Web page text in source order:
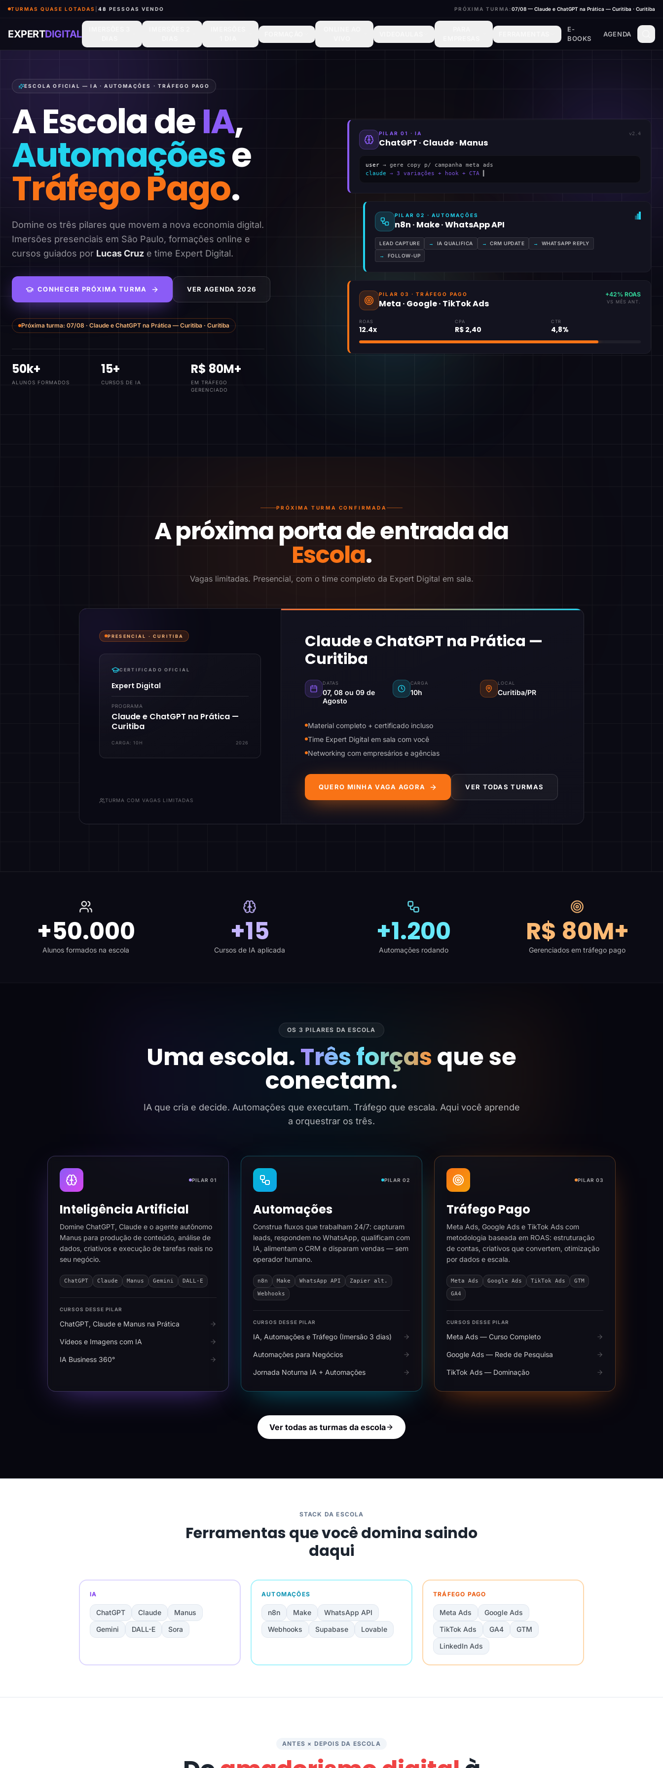
TURMAS QUASE LOTADAS 48 PESSOAS VENDO PRÓXIMA TURMA:07/08 — Claude e ChatGPT na Prática — Curitiba · Curitiba
EXPERTDIGITAL
E-
BOOKS
AGENDA
ESCOLA OFICIAL — IA · AUTOMAÇÕES · TRÁFEGO PAGO
A Escola deIA,
Automaçõese
Tráfego Pago.
Domine os três pilares que movem a nova economia digital.
Imersões presenciais em São Paulo, formações online e
cursos guiados por Lucas Cruz e time Expert Digital.
CONHECER PRÓXIMA TURMA VER AGENDA 2026
Próxima turma: 07/08 · Claude e ChatGPT na Prática — Curitiba · Curitiba
50k+
ALUNOS FORMADOS
15+
CURSOS DE IA
R$ 80M+
EM TRÁFEGO
GERENCIADO
PILAR 01 · IA
ChatGPT · Claude · Manus
v2.4
user → gere copy p/ campanha meta ads
claude → 3 variações + hook + CTA
PILAR 02 · AUTOMAÇÕES
n8n · Make · WhatsApp API
LEAD CAPTURE → IA QUALIFICA → CRM UPDATE → WHATSAPP REPLY
→ FOLLOW-UP
PILAR 03 · TRÁFEGO PAGO
Meta · Google · TikTok Ads
+42% ROAS
VS MÊS ANT.
ROAS
12.4x
CPA
R$ 2,40
CTR
4,8%
PRÓXIMA TURMA CONFIRMADA
A próxima porta de entrada da
Escola.
Vagas limitadas. Presencial, com o time completo da Expert Digital em sala.
PRESENCIAL ·CURITIBA
CERTIFICADO OFICIAL
Expert Digital
PROGRAMA
Claude e ChatGPT na Prática —
Curitiba
CARGA:10H 2026
TURMA COM VAGAS LIMITADAS
Claude e ChatGPT na Prática —
Curitiba
DATAS
07, 08 ou 09 de
Agosto
CARGA
10h
LOCAL
Curitiba/PR
Material completo + certificado incluso
Time Expert Digital em sala com você
Networking com empresários e agências
QUERO MINHA VAGA AGORA VER TODAS TURMAS
+50.000
Alunos formados na escola
+15
Cursos de IA aplicada
+1.200
Automações rodando
R$ 80M+
Gerenciados em tráfego pago
OS 3 PILARES DA ESCOLA
Uma escola.Três forçasque se
conectam.
IA que cria e decide. Automações que executam. Tráfego que escala. Aqui você aprende
a orquestrar os três.
PILAR 01
Inteligência Artificial
Domine ChatGPT, Claude e o agente autônomo
Manus para produção de conteúdo, análise de
dados, criativos e execução de tarefas reais no
seu negócio.
ChatGPT Claude Manus Gemini DALL-E
CURSOS DESSE PILAR
ChatGPT, Claude e Manus na Prática
Vídeos e Imagens com IA
IA Business 360°
PILAR 02
Automações
Construa fluxos que trabalham 24/7: capturam
leads, respondem no WhatsApp, qualificam com
IA, alimentam o CRM e disparam vendas — sem
operador humano.
n8n Make WhatsApp API
Zapier alt.
Webhooks
CURSOS DESSE PILAR
IA, Automações e Tráfego (Imersão 3 dias)
Automações para Negócios
Jornada Noturna IA + Automações
PILAR 03
Tráfego Pago
Meta Ads, Google Ads e TikTok Ads com
metodologia baseada em ROAS: estruturação
de contas, criativos que convertem, otimização
por dados e escala.
Meta Ads Google Ads TikTok Ads
GTM
GA4
CURSOS DESSE PILAR
Meta Ads — Curso Completo
Google Ads — Rede de Pesquisa
TikTok Ads — Dominação
Ver todas as turmas da escola
STACK DA ESCOLA
Ferramentas que você domina saindo
daqui
IA
ChatGPT Claude
Manus
Gemini
DALL-E Sora
AUTOMAÇÕES
n8n Make
WhatsApp API
Webhooks
Supabase Lovable
TRÁFEGO PAGO
Meta Ads
Google Ads
TikTok Ads
GA4
GTM
LinkedIn Ads
ANTES × DEPOIS DA ESCOLA